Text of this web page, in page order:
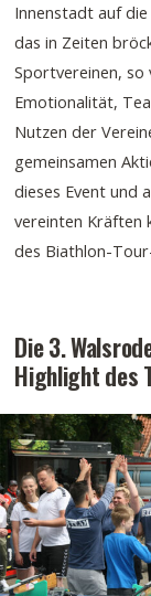
Innenstadt auf
das in Zeiten
Sportvereinen, so
Emotionalität,
Nutzen der
gemeinsamen
dieses Event und
vereinten Kräften
des Biathlon-
Die 3.
Highlight des